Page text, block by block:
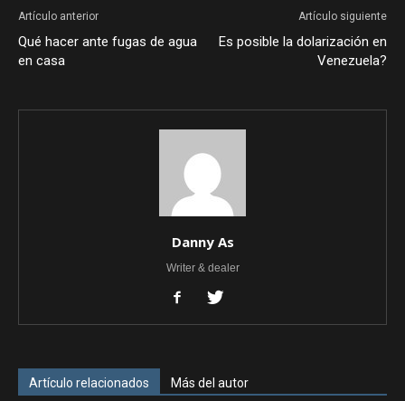
Artículo anterior
Qué hacer ante fugas de agua
en casa
Artículo siguiente
Es posible la dolarización en
Venezuela?
Danny As
Writer & dealer
Artículo relacionados Más del autor